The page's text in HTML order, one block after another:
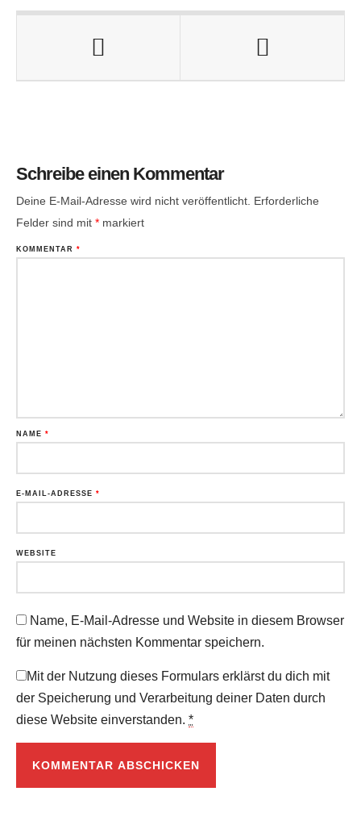
Schreibe einen Kommentar
Deine E-Mail-Adresse wird nicht veröffentlicht. Erforderliche
Felder sind mit * markiert
KOMMENTAR *
NAME *
E-MAIL-ADRESSE *
WEBSITE
Name, E-Mail-Adresse und Website in diesem Browser
für meinen nächsten Kommentar speichern.
Mit der Nutzung dieses Formulars erklärst du dich mit
der Speicherung und Verarbeitung deiner Daten durch
diese Website einverstanden. *